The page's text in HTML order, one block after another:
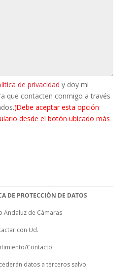
de privacidad y doy mi
que contacten conmigo a través
(Debe aceptar esta opción
desde el botón ubicado más
DE PROTECCIÓN DE DATOS
Andaluz de Cámaras
con Ud.
Contacto
datos a terceros salvo